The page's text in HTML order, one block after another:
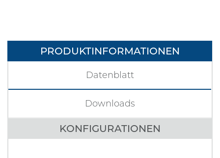
PRODUKTINFORMATIONEN
KONFIGURATIONEN
Datenblatt
Downloads